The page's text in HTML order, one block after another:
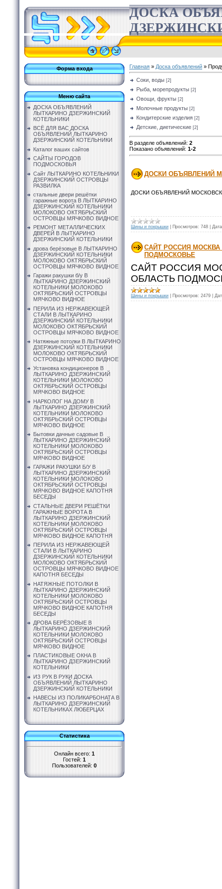
ДОСКА
Форма входа
Меню сайта
ДОСКА ОБЪЯВЛЕНИЙ
ЛЫТКАРИНО ДЗЕРЖИНСКИЙ
КОТЕЛЬНИКИ
ВСЁ ДЛЯ ВАС ДОСКА
ОБЪЯВЛЕНИЙ ЛЫТКАРИНО
ДЗЕРЖИНСКИЙ КОТЕЛЬНИКИ
Каталог ваших сайтов
САЙТЫ ГОРОДОВ
ПОДМОСКОВЬЯ
Сайт ЛЫТКАРИНО КОТЕЛЬНИКИ
ДЗЕРЖИНСКИЙ ОСТРОВЦЫ
РАЗВИЛКА
стальные двери решётки
гаражные ворота В ЛЫТКАРИНО
ДЗЕРЖИНСКИЙ КОТЕЛЬНИКИ
МОЛОКОВО ОКТЯБРЬСКИЙ
ОСТРОВЦЫ МЯЧКОВО ВИДНОЕ
РЕМОНТ МЕТАЛЛИЧЕСКИХ
ДВЕРЕЙ В ЛЫТКАРИНО
ДЗЕРЖИНСКИЙ КОТЕЛЬНИКИ
дрова берёзовые В ЛЫТКАРИНО
ДЗЕРЖИНСКИЙ КОТЕЛЬНИКИ
МОЛОКОВО ОКТЯБРЬСКИЙ
ОСТРОВЦЫ МЯЧКОВО ВИДНОЕ
Гаражи ракушки б/у В
ЛЫТКАРИНО ДЗЕРЖИНСКИЙ
КОТЕЛЬНИКИ МОЛОКОВО
ОКТЯБРЬСКИЙ ОСТРОВЦЫ
МЯЧКОВО ВИДНОЕ
ПЕРИЛА ИЗ НЕРЖАВЕЮЩЕЙ
СТАЛИ В ЛЫТКАРИНО
ДЗЕРЖИНСКИЙ КОТЕЛЬНИКИ
МОЛОКОВО ОКТЯБРЬСКИЙ
ОСТРОВЦЫ МЯЧКОВО ВИДНОЕ
Натяжные потолки В ЛЫТКАРИНО
ДЗЕРЖИНСКИЙ КОТЕЛЬНИКИ
МОЛОКОВО ОКТЯБРЬСКИЙ
ОСТРОВЦЫ МЯЧКОВО ВИДНОЕ
Установка кондиционеров В
ЛЫТКАРИНО ДЗЕРЖИНСКИЙ
КОТЕЛЬНИКИ МОЛОКОВО
ОКТЯБРЬСКИЙ ОСТРОВЦЫ
МЯЧКОВО ВИДНОЕ
НАРКОЛОГ НА ДОМУ В
ЛЫТКАРИНО ДЗЕРЖИНСКИЙ
КОТЕЛЬНИКИ МОЛОКОВО
ОКТЯБРЬСКИЙ ОСТРОВЦЫ
МЯЧКОВО ВИДНОЕ
Бытовки дачные садовые В
ЛЫТКАРИНО ДЗЕРЖИНСКИЙ
КОТЕЛЬНИКИ МОЛОКОВО
ОКТЯБРЬСКИЙ ОСТРОВЦЫ
МЯЧКОВО ВИДНОЕ
ГАРАЖИ РАКУШКИ Б/У В
ЛЫТКАРИНО ДЗЕРЖИНСКИЙ
КОТЕЛЬНИКИ МОЛОКОВО
ОКТЯБРЬСКИЙ ОСТРОВЦЫ
МЯЧКОВО ВИДНОЕ КАПОТНЯ
БЕСЕДЫ
СТАЛЬНЫЕ ДВЕРИ РЕШЁТКИ
ГАРАЖНЫЕ ВОРОТА В
ЛЫТКАРИНО ДЗЕРЖИНСКИЙ
КОТЕЛЬНИКИ МОЛОКОВО
ОКТЯБРЬСКИЙ ОСТРОВЦЫ
МЯЧКОВО ВИДНОЕ КАПОТНЯ
ПЕРИЛА ИЗ НЕРЖАВЕЮЩЕЙ
СТАЛИ В ЛЫТКАРИНО
ДЗЕРЖИНСКИЙ КОТЕЛЬНИКИ
МОЛОКОВО ОКТЯБРЬСКИЙ
ОСТРОВЦЫ МЯЧКОВО ВИДНОЕ
КАПОТНЯ БЕСЕДЫ
НАТЯЖНЫЕ ПОТОЛКИ В
ЛЫТКАРИНО ДЗЕРЖИНСКИЙ
КОТЕЛЬНИКИ МОЛОКОВО
ОКТЯБРЬСКИЙ ОСТРОВЦЫ
МЯЧКОВО ВИДНОЕ КАПОТНЯ
БЕСЕДЫ
ДРОВА БЕРЁЗОВЫЕ В
ЛЫТКАРИНО ДЗЕРЖИНСКИЙ
КОТЕЛЬНИКИ МОЛОКОВО
ОКТЯБРЬСКИЙ ОСТРОВЦЫ
МЯЧКОВО ВИДНОЕ
ПЛАСТИКОВЫЕ ОКНА В
ЛЫТКАРИНО ДЗЕРЖИНСКИЙ
КОТЕЛЬНИКИ
ИЗ РУК В РУКИ ДОСКА
ОБЪЯВЛЕНИЙ ЛЫТКАРИНО
ДЗЕРЖИНСКИЙ КОТЕЛЬНИКИ
НАВЕСЫ ИЗ ПОЛИКАРБОНАТА В
ЛЫТКАРИНО ДЗЕРЖИНСКИЙ
КОТЕЛЬНИКАХ ЛЮБЕРЦАХ
Статистика
Онлайн всего: 1
Гостей: 1
Пользователей: 0
Главная » Доска объявлений »
Соки, воды [2]
Рыба, морепродукты [2]
Овощи, фрукты [2]
Молочные продукты [2]
Кондитерские изделия [2]
Детские, диетические [2]
В разделе объявлений: 2
Показано объявлений: 1-2
ДОСКИ ОБЪЯВЛЕНИЙ
ДОСКИ ОБЪЯВЛЕНИЙ
Шины и покрышки Просмотров: 748
САЙТ РОССИЯ
ПОДМОСКОВЬЕ
САЙТ РОССИЯ
ОБЛАСТЬ
Шины и покрышки Просмотров: 2479